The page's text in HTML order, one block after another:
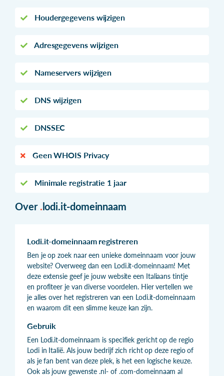
Houdergegevens wijzigen
Adresgegevens wijzigen
Nameservers wijzigen
DNS wijzigen
DNSSEC
Geen WHOIS Privacy
Minimale registratie 1 jaar
Over .lodi.it-domeinnaam
Lodi.it-domeinnaam registreren
Ben je op zoek naar een unieke domeinnaam voor jouw
website? Overweeg dan een Lodi.it-domeinnaam! Met
deze extensie geef je jouw website een Italiaans tintje
en profiteer je van diverse voordelen. Hier vertellen we
je alles over het registreren van een Lodi.it-domeinnaam
en waarom dit een slimme keuze kan zijn.
Gebruik
Een Lodi.it-domeinnaam is specifiek gericht op de regio
Lodi in Italië. Als jouw bedrijf zich richt op deze regio of
als je fan bent van deze plek, is het een logische keuze.
Ook als jouw gewenste .nl- of .com-domeinnaam al